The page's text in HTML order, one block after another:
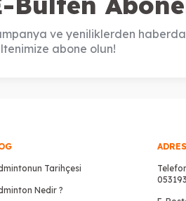
ve yeniliklerden
abone olun!
Tarihçesi
Nedir ?